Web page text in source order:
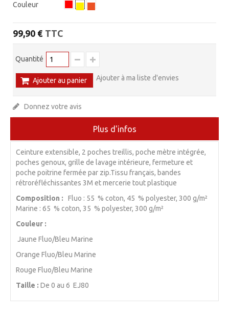
Couleur
99,90 € TTC
Quantité
Ajouter au panier Ajouter à ma liste d'envies
Donnez votre avis
Plus d'infos
Ceinture extensible, 2 poches treillis, poche mètre intégrée,
poches genoux, grille de lavage intérieure, fermeture et
poche poitrine fermée par zip.Tissu français, bandes
rétroréfléchissantes 3M et mercerie tout plastique
Composition :
Fluo : 55 % coton, 45 % polyester, 300 g/m²
Marine : 65 % coton, 35 % polyester, 300 g/m²
Couleur :
Jaune Fluo/Bleu Marine
Orange Fluo/Bleu Marine
Rouge Fluo/Bleu Marine
Taille : De 0 au 6 EJ80